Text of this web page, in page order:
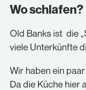
Wo schlafen?
Old Banks ist die
viele Unterkünfte
Wir haben ein paar
Da die Küche hier